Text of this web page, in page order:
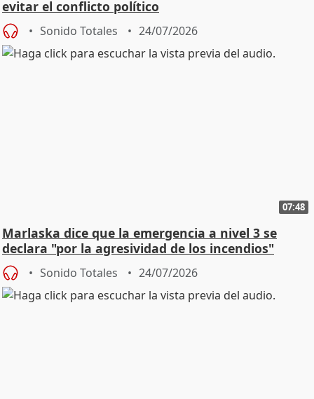
evitar el conflicto político
Sonido Totales 24/07/2026
07:48
Marlaska dice que la emergencia a nivel 3 se
declara "por la agresividad de los incendios"
Sonido Totales 24/07/2026